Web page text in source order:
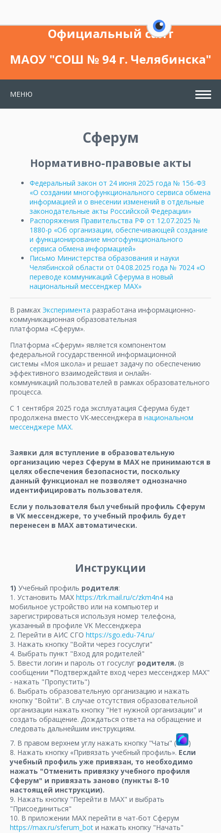
перейти на
Официальный сайт
МАОУ "СОШ № 94 г. Челябинска"
МЕНЮ
Сферум
Нормативно-правовые акты
Федеральный закон от 24 июня 2025 года № 156-ФЗ
«О создании многофункционального сервиса обмена
информацией и о внесении изменений в отдельные
законодательные акты Российской Федерации»
Распоряжения Правительства РФ от 12.07.2025 №
1880-р «Об организации, обеспечивающей создание
и функционирование многофункционального
сервиса обмена информацией»
Письмо Министерства образования и науки
Челябинской области от 04.08.2025 года № 7024 «О
переводе коммуникаций Сферума в новый
национальный мессенджер МАХ»
В рамках Эксперимента разработана информационно-
коммуникационная образовательная
платформа «Сферум».
Платформа «Сферум» является компонентом
федеральной государственной информационной
системы «Моя школа» и решает задачу по обеспечению
эффективного взаимодействия и онлайн-
коммуникаций пользователей в рамках образовательного
процесса.
С 1 сентября 2025 года эксплуатация Сферума будет
продолжена вместо VK-мессенджера в национальном
мессенджере МАХ.
Заявки для вступление в образовательную
организацию через Сферум в МАХ не принимаются в
целях обеспечения безопасности, поскольку
данный функционал не позволяет однозначно
идентифицировать пользователя.
Если у пользователя был учебный профиль Сферум
в VK мессенджере, то учебный профиль будет
перенесен в МАХ автоматически.
Инструкции
1) Учебный профиль родителя:
1. Установить МАХ https://trk.mail.ru/c/zkm4n4 на
мобильное устройство или на компьютер и
зарегистрироваться используя номер телефона,
указанный в профиле VK Мессенджера
2. Перейти в АИС СГО https://sgo.edu-74.ru/
3. Нажать кнопку "Войти через госуслуги"
4. Выбрать пункт "Вход для родителей"
5. Ввести логин и пароль от госуслуг родителя. (в
сообщении "Подтверждайте вход через мессенджер MAX"
- нажать "Пропустить")
6. Выбрать образовательную организацию и нажать
кнопку "Войти". В случае отсутствия образовательной
организации нажать кнопку "Нет нужной организации" и
создать обращение. Дождаться ответа на обращение и
следовать дальнейшим инструкциям.
7. В правом верхнем углу нажать кнопку "Чаты" (
)
8. Нажать кнопку «Привязать учебный профиль». Если
учебный профиль уже привязан, то необходимо
нажать "Отменить привязку учебного профиля
Сферум" и привязать заново (пункты 8-10
настоящей инструкции).
9. Нажать кнопку "Перейти в МАХ" и выбрать
"Присоединиться"
10. В приложении МАХ перейти в чат-бот Сферум
https://max.ru/sferum_bot и нажать кнопку "Начать"